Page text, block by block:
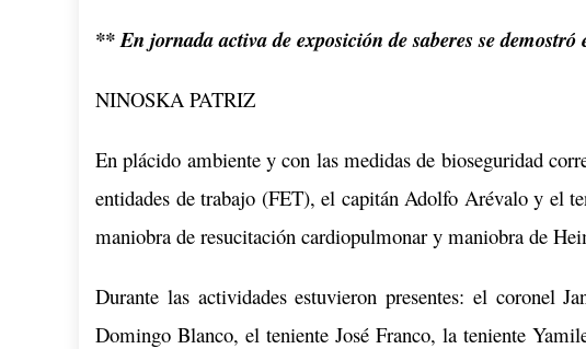
** En jornada activa de exposición de saberes se
NINOSKA PATRIZ
En plácido ambiente y con las medidas de bioseguridad
entidades de trabajo (FET), el capitán Adolfo Arévalo y el
maniobra de resucitación cardiopulmonar y maniobra de
Durante las actividades estuvieron presentes: el coronel
Domingo Blanco, el teniente José Franco, la teniente